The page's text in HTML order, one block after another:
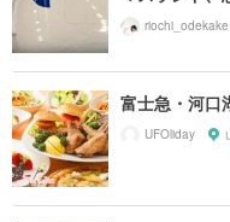
riochi_odekake
富士急・河口
UFOliday